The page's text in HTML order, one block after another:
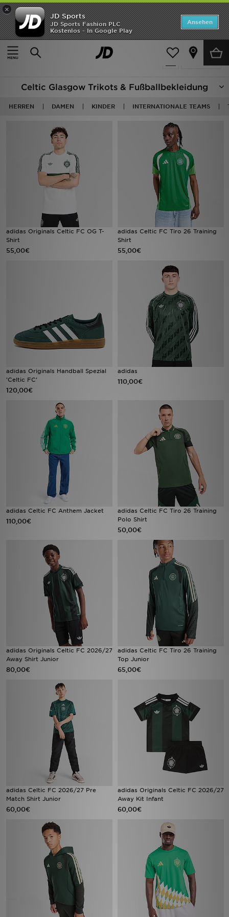
×
JD Sports
JD Sports Fashion PLC
Kostenlos - In Google Play
Ansehen
Startseite
Fußball - Celtic
verfeinern
21 Produkte
Celtic Glasgow Trikots & Fußballbekleidung
HERREN DAMEN KINDER INTERNATIONALE TEAMS
adidas Originals Celtic FC OG T-
Shirt
55,00€
adidas Celtic FC Tiro 26 Training
Shirt
55,00€
adidas Originals Handball Spezial
'Celtic FC'
120,00€
adidas
110,00€
adidas Celtic FC Anthem Jacket
110,00€
adidas Celtic FC Tiro 26 Training
Polo Shirt
50,00€
adidas Originals Celtic FC 2026/27
Away Shirt Junior
80,00€
adidas Celtic FC Tiro 26 Training
Top Junior
65,00€
adidas Celtic FC 2026/27 Pre
Match Shirt Junior
60,00€
adidas Originals Celtic FC 2026/27
Away Kit Infant
60,00€
Startseite
ANGEBOTE
Neuheiten
Herren
Bestsellers
Fußball
Sport
Filialfinder
Mein JD
Meine Nachrichten
Bestellverfolgung
Hilfe & Kontakt
Trending Styles